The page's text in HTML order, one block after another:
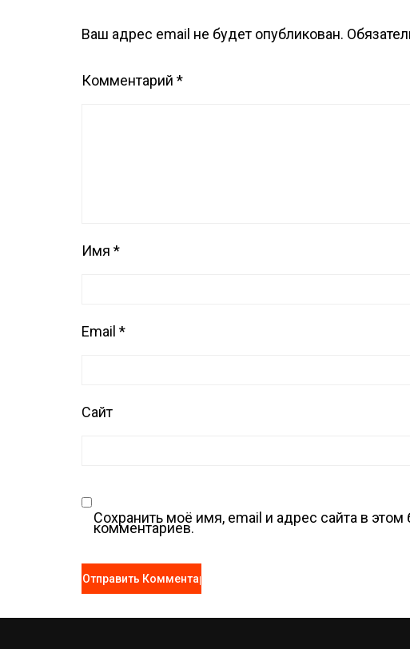
Ваш адрес email не будет опубликован.
Комментарий *
Имя *
Email *
Сайт
Сохранить моё имя, email и адрес сайта в
комментариев.